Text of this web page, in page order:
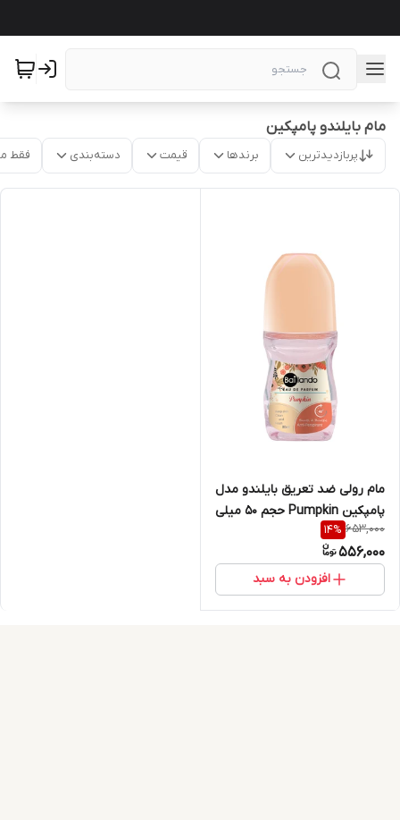
مام بایلندو پامپکین
پربازدیدترین برندها قیمت دسته‌بندی فقط
مام رولی ضد تعریق بایلندو مدل
پامپکین Pumpkin حجم 50 میلی
لیتر
653,000
14%
556,000
افزودن به سبد